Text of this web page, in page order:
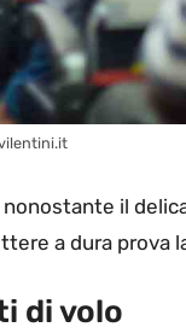
il
a dura prova
di volo